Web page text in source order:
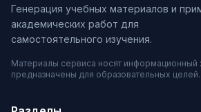
Генерация учебных материалов и
академических работ для
самостоятельного изучения.
Материалы сервиса носят информационный
предназначены для образовательных целей.